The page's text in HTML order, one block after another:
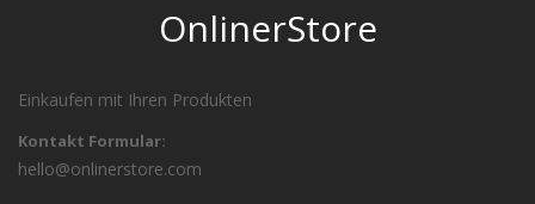
OnlinerStore
Einkaufen mit Ihren Produkten
Kontakt Formular:
hello@onlinerstore.com